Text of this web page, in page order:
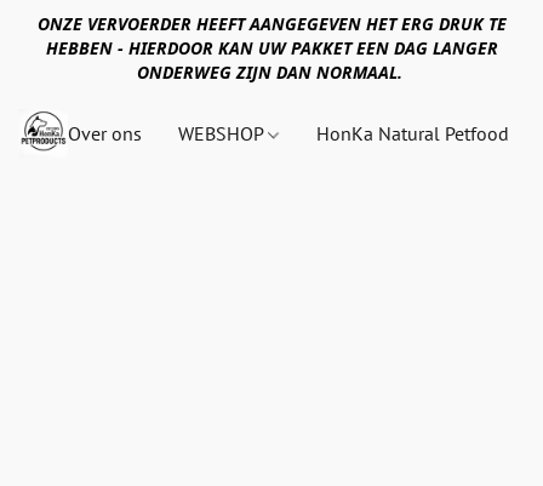
ONZE VERVOERDER HEEFT AANGEGEVEN HET ERG DRUK TE
HEBBEN - HIERDOOR KAN UW PAKKET EEN DAG LANGER
ONDERWEG ZIJN DAN NORMAAL.
Over ons WEBSHOP HonKa Natural Petfood